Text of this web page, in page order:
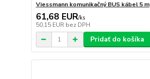
Viessmann komunikačný BUS kábel 5 m
61,68 EUR/ks
50,15 EUR bez DPH
Pridať do košíka